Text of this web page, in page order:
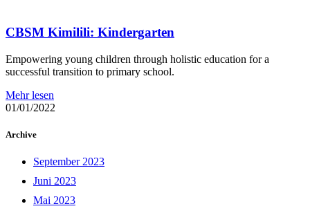
CBSM Kimilili: Kindergarten
Empowering young children through holistic education for a
successful transition to primary school.
Mehr lesen
01/01/2022
Archive
September 2023
Juni 2023
Mai 2023